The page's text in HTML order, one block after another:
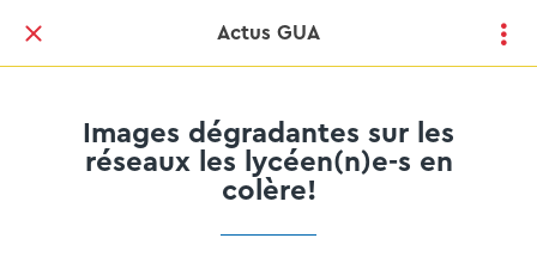
Actus GUA
Images dégradantes sur les
réseaux les lycéen(n)e-s en
colère!